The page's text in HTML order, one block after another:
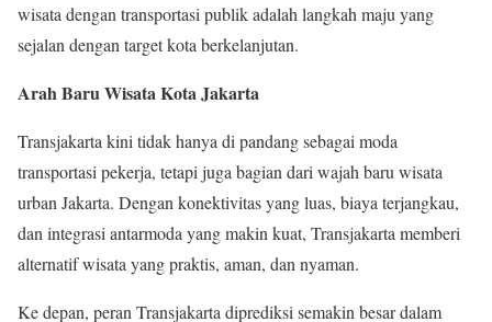
wisata dengan transportasi publik adalah langkah maju yang
sejalan dengan target kota berkelanjutan.
Arah Baru Wisata Kota Jakarta
Transjakarta kini tidak hanya di pandang sebagai moda
transportasi pekerja, tetapi juga bagian dari wajah baru wisata
urban Jakarta. Dengan konektivitas yang luas, biaya terjangkau,
dan integrasi antarmoda yang makin kuat, Transjakarta memberi
alternatif wisata yang praktis, aman, dan nyaman.
Ke depan, peran Transjakarta diprediksi semakin besar dalam